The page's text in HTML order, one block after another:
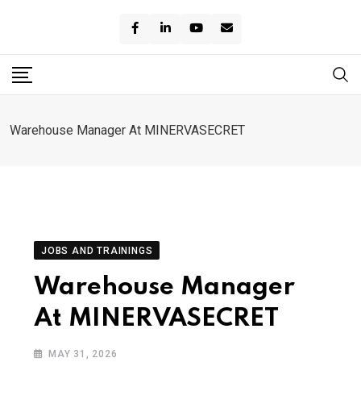
content
Warehouse Manager At MINERVASECRET
JOBS AND TRAININGS
Warehouse Manager
At MINERVASECRET
MAY 31, 2026